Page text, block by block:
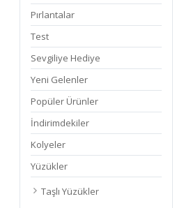
Pırlantalar
Test
Sevgiliye Hediye
Yeni Gelenler
Popüler Ürünler
İndirimdekiler
Kolyeler
Yüzükler
Taşlı Yüzükler